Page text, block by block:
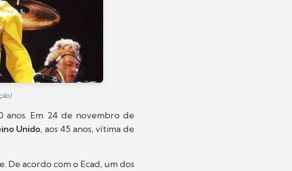
anos. Em 24 de novembro de
Unido, aos 45 anos, vítima de
De acordo com o Ecad, um dos